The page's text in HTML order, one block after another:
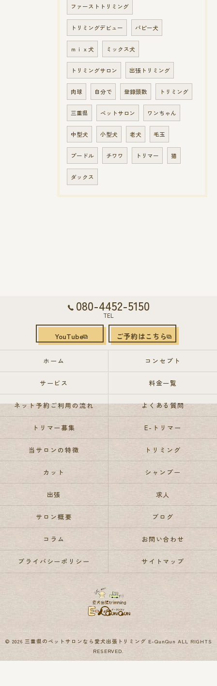
ファーストトリミング
トリミングデビュー パピー犬
ｍｉｘ犬 ミックス犬
トリミングサロン 出張トリミング
肉球 自分で 登録頭数 トリミング
三重県 ペットサロン ワンちゃん
中型犬 小型犬 老犬 毛玉
プードル チワワ トリマー 猫
ダックス
080-4452-5150
TEL
YouTube ご予約はこちら
ホーム コンセプト
サービス 料金一覧
ネット予約ご利用の流れ よくある質問
トリマー募集 E-トリマー
当サロンの特徴 トリミング
カット シャンプー
出張 求人
サロン概要 ブログ
コラム お問い合わせ
プライバシーポリシー サイトマップ
© 2026 三重県のペットサロンなら愛犬出張トリミング E-QunQun ALL RIGHTS
RESERVED.